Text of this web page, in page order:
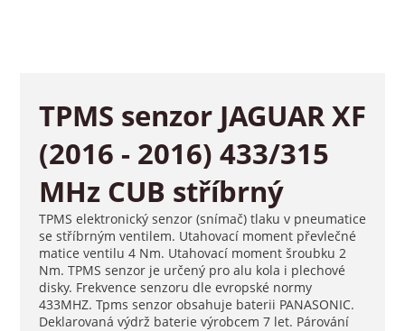
TPMS senzor JAGUAR XF
(2016 - 2016) 433/315
MHz CUB stříbrný
TPMS elektronický senzor (snímač) tlaku v pneumatice
se stříbrným ventilem. Utahovací moment převlečné
matice ventilu 4 Nm. Utahovací moment šroubku 2
Nm. TPMS senzor je určený pro alu kola i plechové
disky. Frekvence senzoru dle evropské normy
433MHZ. Tpms senzor obsahuje baterii PANASONIC.
Deklarovaná výdrž baterie výrobcem 7 let. Párování